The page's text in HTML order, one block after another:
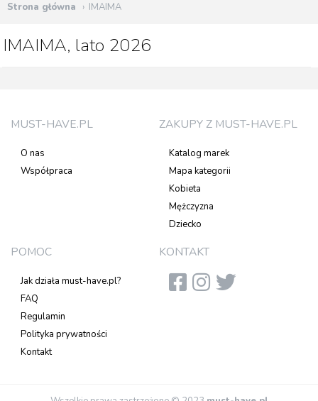
Strona główna IMAIMA
IMAIMA, lato 2026
MUST-HAVE.PL
O nas
Współpraca
ZAKUPY Z MUST-HAVE.PL
Katalog marek
Mapa kategorii
Kobieta
Mężczyzna
Dziecko
POMOC
Jak działa must-have.pl?
FAQ
Regulamin
Polityka prywatności
Kontakt
KONTAKT